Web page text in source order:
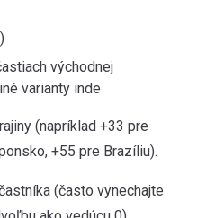
východnej
varianty inde
(napríklad +33 pre
+55 pre Brazíliu).
(často vynechajte